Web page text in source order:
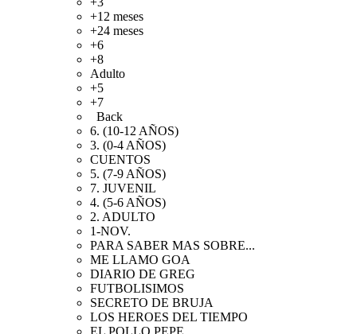
+12 meses
+24 meses
+6
+8
Adulto
+5
+7
Back
6. (10-12 AÑOS)
3. (0-4 AÑOS)
CUENTOS
5. (7-9 AÑOS)
7. JUVENIL
4. (5-6 AÑOS)
2. ADULTO
1-NOV.
PARA SABER MAS SOBRE...
ME LLAMO GOA
DIARIO DE GREG
FUTBOLISIMOS
SECRETO DE BRUJA
LOS HEROES DEL TIEMPO